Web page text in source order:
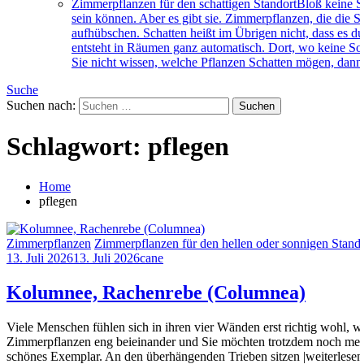
Zimmerpflanzen für den schattigen StandortBloß keine
sein können. Aber es gibt sie. Zimmerpflanzen, die die
aufhübschen. Schatten heißt im Übrigen nicht, dass es
entsteht in Räumen ganz automatisch. Dort, wo keine
Sie nicht wissen, welche Pflanzen Schatten mögen,
Suche
Suchen nach:
Schlagwort: pflegen
Home
pflegen
Zimmerpflanzen Zimmerpflanzen für den hellen oder sonnigen
13. Juli 202613. Juli 2026cane
Kolumnee, Rachenrebe (Columnea)
Viele Menschen fühlen sich in ihren vier Wänden erst richtig wohl,
Zimmerpflanzen eng beieinander und Sie möchten trotzdem noch
schönes Exemplar. An den überhängenden Trieben sitzen